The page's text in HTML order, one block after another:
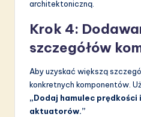
architektoniczną.
Krok 4:
szczegółów
Aby uzyskać większą
konkretnych komponentów.
„Dodaj hamulec
aktuatorów.”